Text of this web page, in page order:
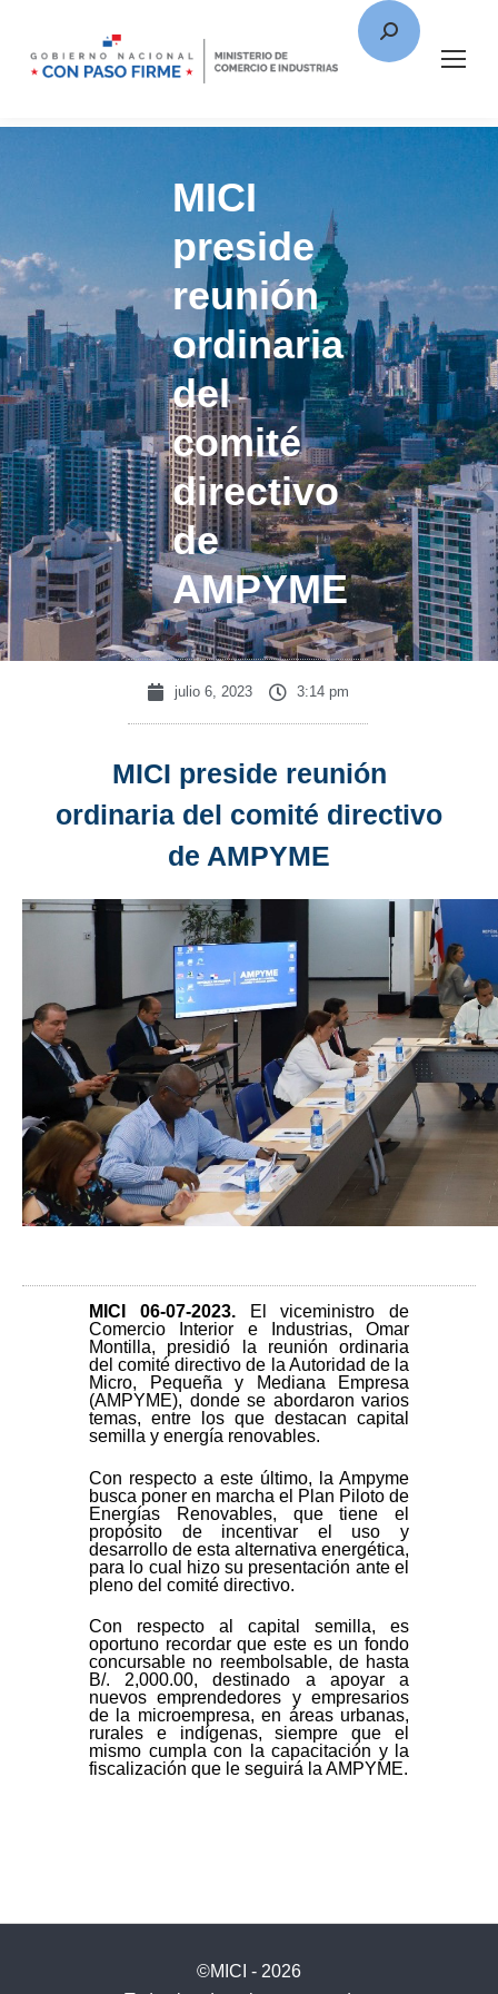
MICI
preside
reunión
ordinaria
del
comité
directivo
de
AMPYME
julio 6, 2023 3:14 pm
MICI preside reunión
ordinaria del comité directivo
de AMPYME
MICI 06-07-2023.
El viceministro de
Comercio Interior e Industrias, Omar
Montilla, presidió la reunión ordinaria
del comité directivo de la Autoridad de la
Micro, Pequeña y Mediana Empresa
(AMPYME), donde se abordaron varios
temas, entre los que destacan capital
semilla y energía renovables.
Con respecto a este último, la Ampyme
busca poner en marcha el Plan Piloto de
Energías Renovables, que tiene el
propósito de incentivar el uso y
desarrollo de esta alternativa energética,
para lo cual hizo su presentación ante el
pleno del comité directivo.
Con respecto al capital semilla, es
oportuno recordar que este es un fondo
concursable no reembolsable, de hasta
B/. 2,000.00, destinado a apoyar a
nuevos emprendedores y empresarios
de la microempresa, en áreas urbanas,
rurales e indígenas, siempre que el
mismo cumpla con la capacitación y la
fiscalización que le seguirá la AMPYME.
©MICI - 2026